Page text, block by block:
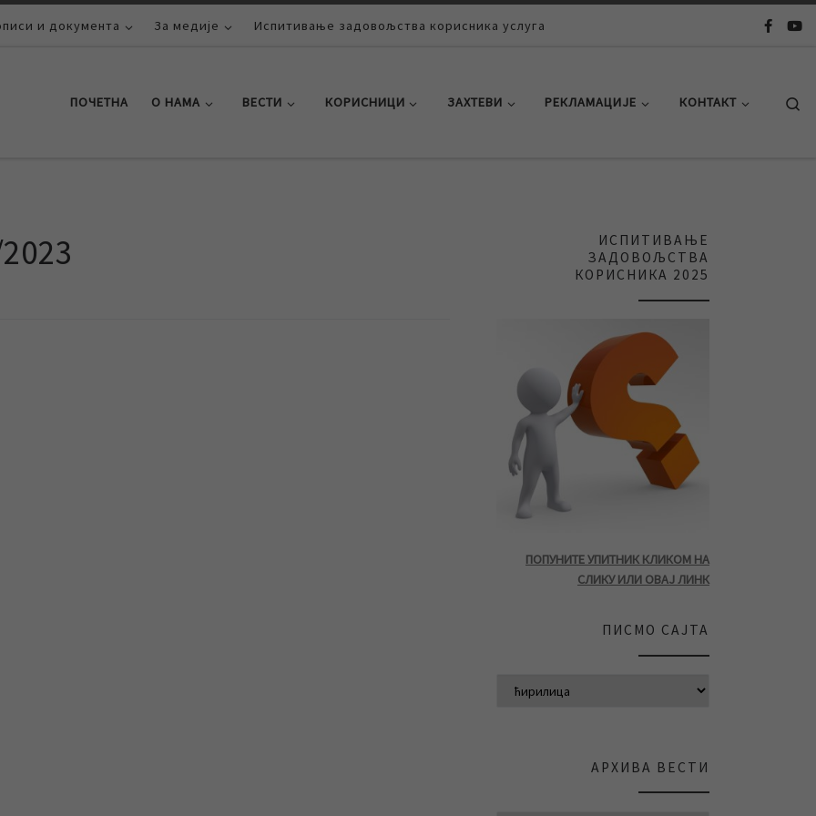
и документа За медије Испитивање задовољства корисника услуга
ПОЧЕТНА О НАМА ВЕСТИ КОРИСНИЦИ ЗАХТЕВИ РЕКЛАМАЦИЈЕ КОНТАКТ
ИСПИТИВАЊЕ
ЗАДОВОЉСТВА
КОРИСНИКА 2025
ПОПУНИТЕ УПИТНИК КЛИКОМ НА
СЛИКУ ИЛИ ОВАЈ ЛИНК
ПИСМО САЈТА
АРХИВА ВЕСТИ